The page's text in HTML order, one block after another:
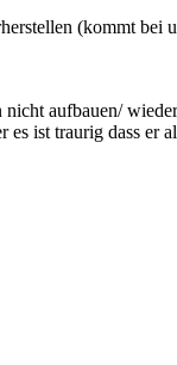
(kommt bei
aufbauen/
ist traurig dass er